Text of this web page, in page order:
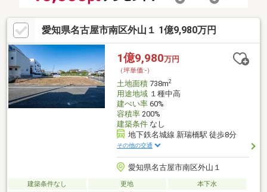
愛知県名古屋市南区外山１ 1億9,980万円
1億9,980万円
（坪単価:-）
土地面積738m2
用途地域１種中高
建ぺい率60%
容積率200%
建築条件なし
地下鉄名城線 新瑞橋駅 徒歩8分
その他の交通
愛知県名古屋市南区外山１
建築条件なし 更地
本下水